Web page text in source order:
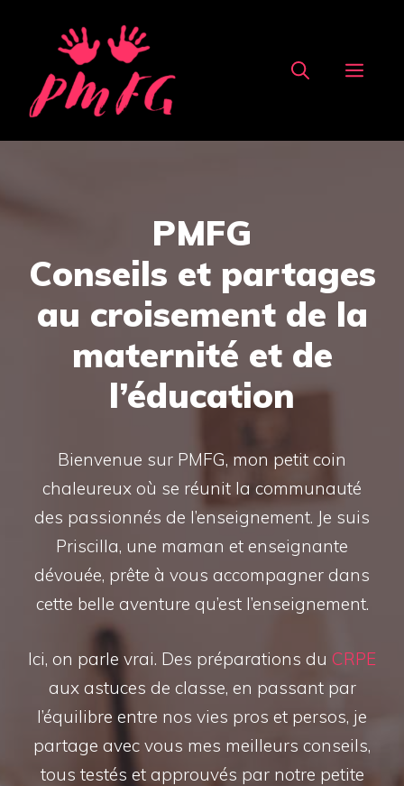
contenu
PMFG
Conseils et partages
au croisement de la
maternité et de
l’éducation
Bienvenue sur PMFG, mon petit coin
chaleureux où se réunit la communauté
des passionnés de l’enseignement. Je suis
Priscilla, une maman et enseignante
dévouée, prête à vous accompagner dans
cette belle aventure qu’est l’enseignement.
Ici, on parle vrai. Des préparations du CRPE
aux astuces de classe, en passant par
l’équilibre entre nos vies pros et persos, je
partage avec vous mes meilleurs conseils,
tous testés et approuvés par notre petite